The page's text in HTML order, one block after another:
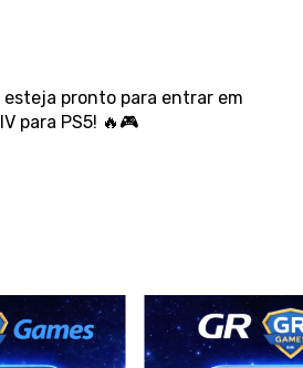
esteja pronto para entrar em
para PS5! 🔥🎮